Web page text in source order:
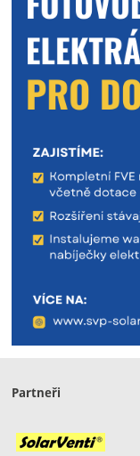
Partneři